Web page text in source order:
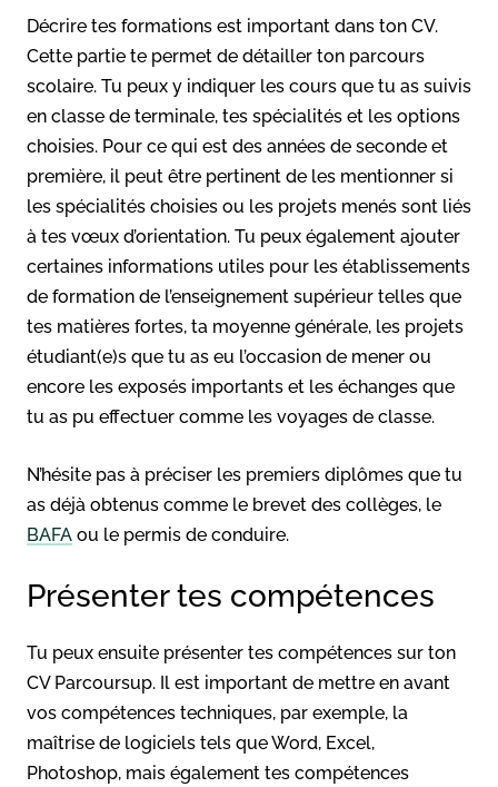
Décrire tes formations est important dans ton CV.
Cette partie te permet de détailler ton parcours
scolaire. Tu peux y indiquer les cours que tu as suivis
en classe de terminale, tes spécialités et les options
choisies. Pour ce qui est des années de seconde et
première, il peut être pertinent de les mentionner si
les spécialités choisies ou les projets menés sont liés
à tes vœux d’orientation. Tu peux également ajouter
certaines informations utiles pour les établissements
de formation de l’enseignement supérieur telles que
tes matières fortes, ta moyenne générale, les projets
étudiant(e)s que tu as eu l’occasion de mener ou
encore les exposés importants et les échanges que
tu as pu effectuer comme les voyages de classe.
N’hésite pas à préciser les premiers diplômes que tu
as déjà obtenus comme le brevet des collèges, le
BAFA ou le permis de conduire.
Présenter tes compétences
Tu peux ensuite présenter tes compétences sur ton
CV Parcoursup. Il est important de mettre en avant
vos compétences techniques, par exemple, la
maîtrise de logiciels tels que Word, Excel,
Photoshop, mais également tes compétences